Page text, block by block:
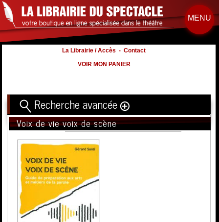
MENU
La Librairie / Accès -Contact
VOIR MON PANIER
Recherche avancée
Titre
Éditeur
Distribution:
Nb. d'hommes :
Nb. Femmes
Nb. Enfants
à
Voix de vie voix de scène